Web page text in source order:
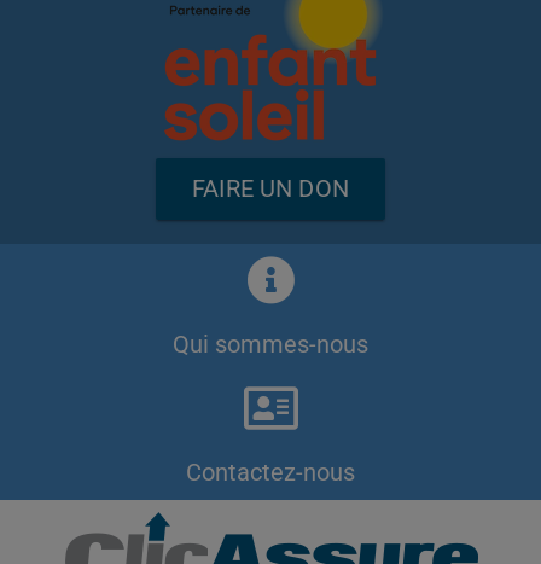
FAIRE UN DON
Qui sommes-nous
Contactez-nous